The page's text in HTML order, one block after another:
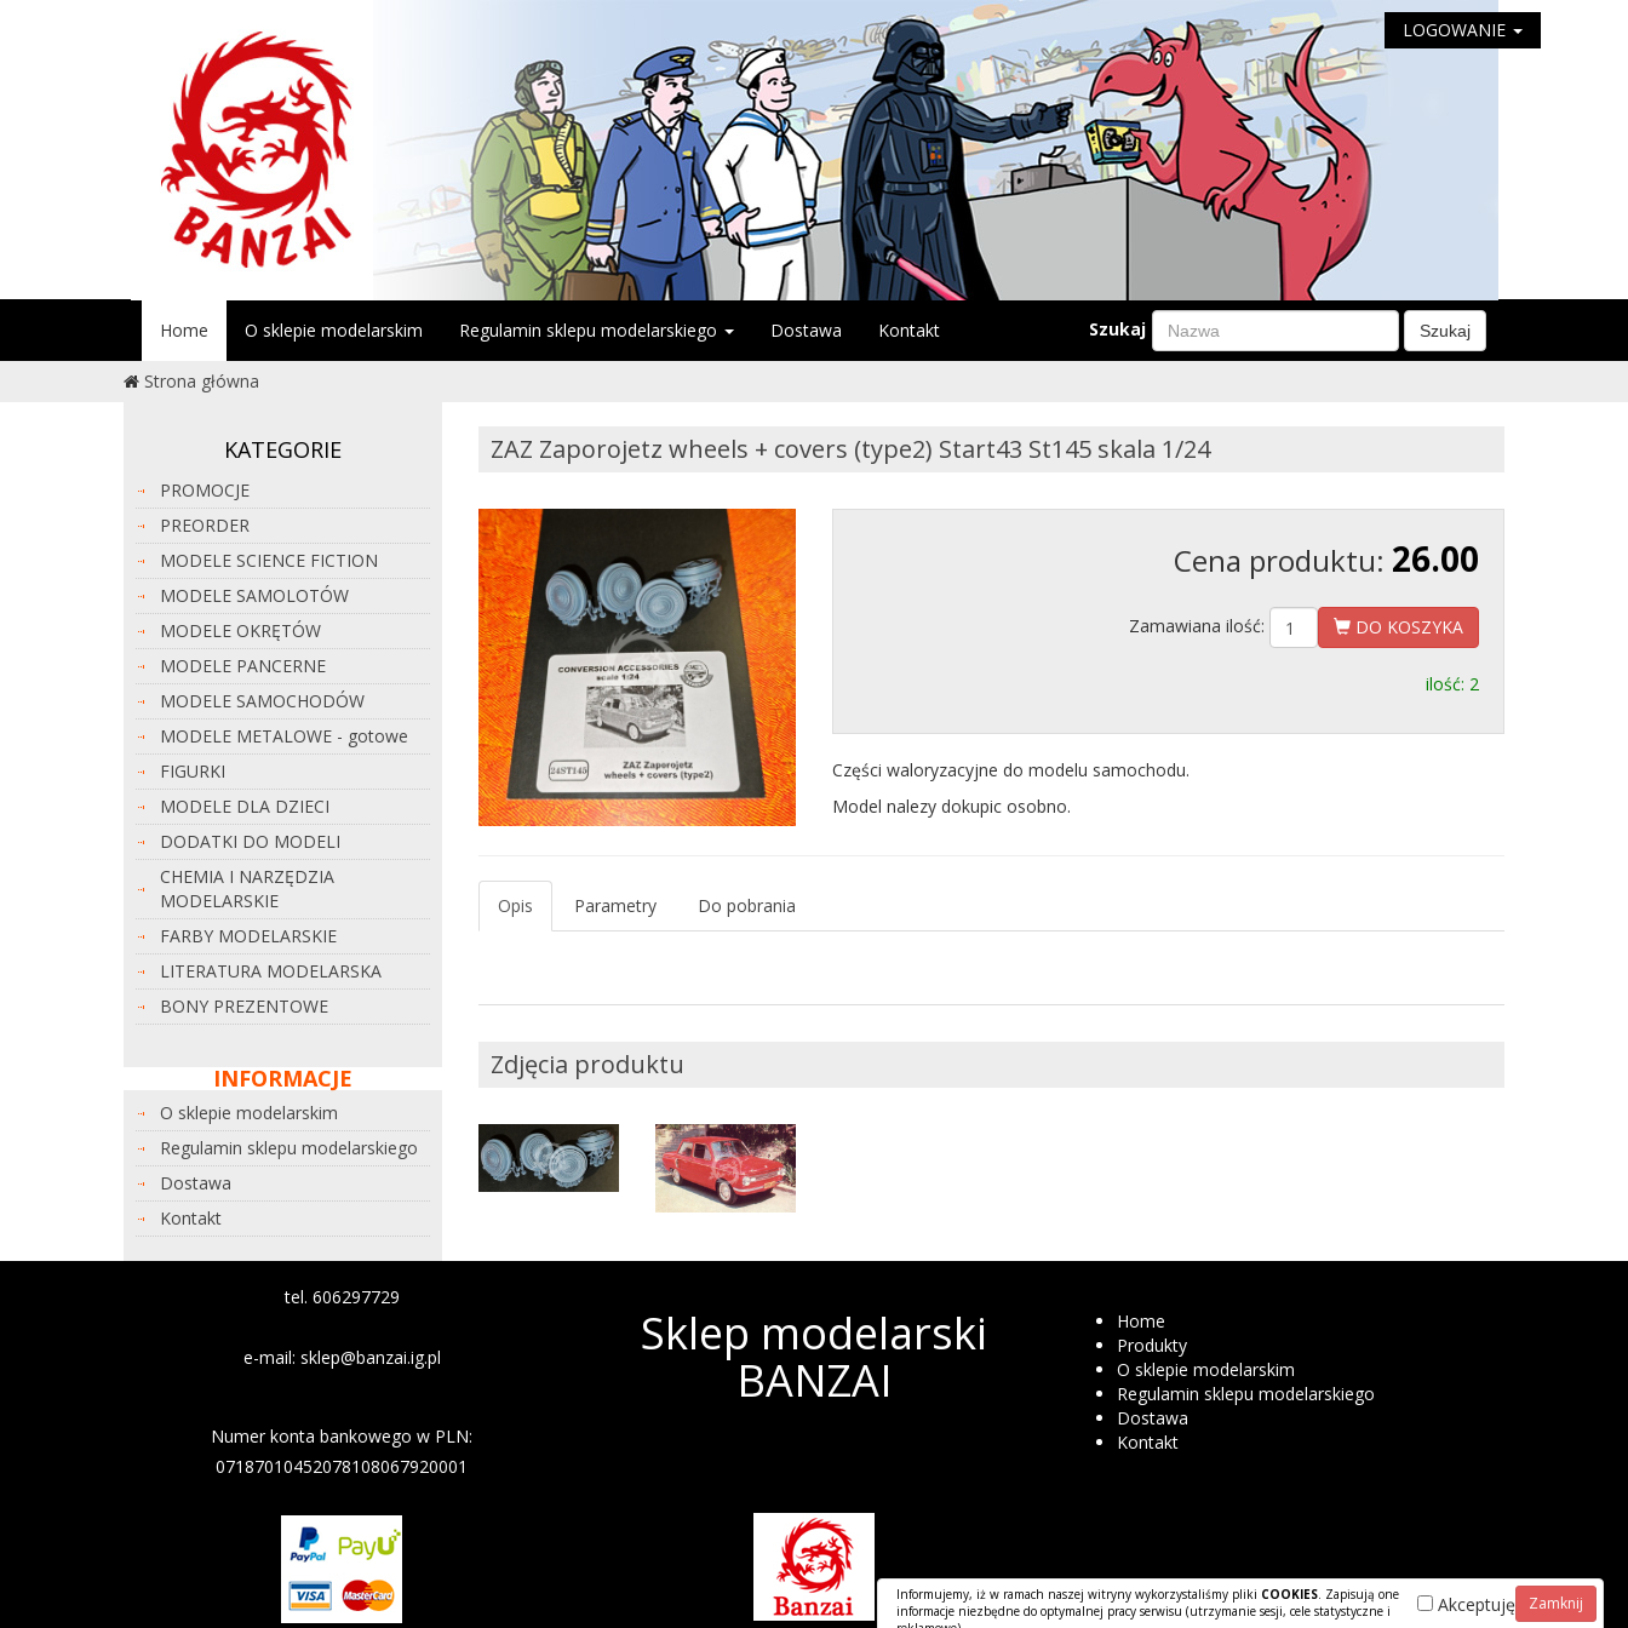
LOGOWANIE
Home O sklepie modelarskim Regulamin sklepu modelarskiego Dostawa Kontakt Szukaj Szukaj
Strona główna
KATEGORIE
PROMOCJE
PREORDER
MODELE SCIENCE FICTION
MODELE SAMOLOTÓW
MODELE OKRĘTÓW
MODELE PANCERNE
MODELE SAMOCHODÓW
MODELE METALOWE - gotowe
FIGURKI
MODELE DLA DZIECI
DODATKI DO MODELI
CHEMIA I NARZĘDZIA
MODELARSKIE
FARBY MODELARSKIE
LITERATURA MODELARSKA
BONY PREZENTOWE
INFORMACJE
O sklepie modelarskim
Regulamin sklepu modelarskiego
Dostawa
Kontakt
ZAZ Zaporojetz wheels + covers (type2) Start43 St145 skala 1/24
Cena produktu: 26.00
Zamawiana ilość: DO KOSZYKA
ilość: 2
Części waloryzacyjne do modelu samochodu.
Model nalezy dokupic osobno.
Opis Parametry Do pobrania
Zdjęcia produktu
tel. 606297729
e-mail: sklep@banzai.ig.pl
Numer konta bankowego w PLN:
07187010452078108067920001
Sklep modelarski
BANZAI
Home
Produkty
O sklepie modelarskim
Regulamin sklepu modelarskiego
Dostawa
Kontakt
Akceptuję Zamknij
Informujemy, iż w ramach naszej witryny wykorzystaliśmy pliki COOKIES. Zapisują one
informacje niezbędne do optymalnej pracy serwisu (utrzymanie sesji, cele statystyczne i